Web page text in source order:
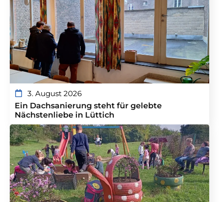
3. August 2026
Ein Dachsanierung steht für gelebte
Nächstenliebe in Lüttich